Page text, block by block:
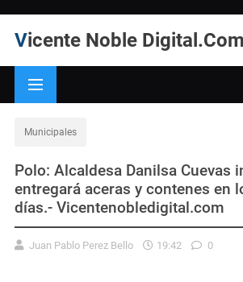
Vicente Noble Digital.Com
Municipales
Polo: Alcaldesa Danilsa Cuevas
entregará aceras y contenes en
días.- Vicentenobledigital.com
Juan Pablo Perez Bello 19:42 0